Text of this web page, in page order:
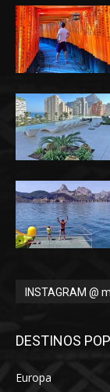
INSTAGRAM @
DESTINOS
Europa